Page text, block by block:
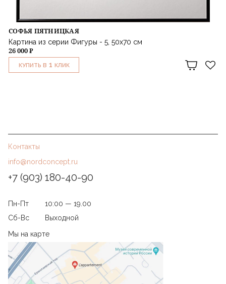
СОФЬЯ ПЯТНИЦКАЯ
Картина из серии Фигуры - 5, 50х70 см
26 000 ₽
КУПИТЬ В 1 КЛИК
Контакты
info@nordconcept.ru
+7 (903) 180-40-90
Пн-Пт
10:00 — 19.00
Сб-Вс
Выходной
Мы на карте